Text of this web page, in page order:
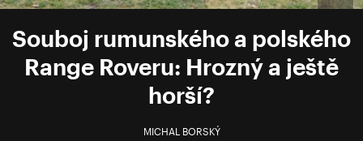
Souboj rumunského a polského
Range Roveru: Hrozný a ještě
horší?
MICHAL BORSKÝ